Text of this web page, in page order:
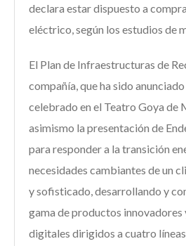
declara estar dispuesto a
eléctrico, según los estudios de
El Plan de Infraestructuras de
compañía, que ha sido
celebrado en el Teatro Goya de
asimismo la presentación de
para responder a la transición
necesidades cambiantes de un
y sofisticado, desarrollando y
gama de productos innovadores
digitales dirigidos a cuatro